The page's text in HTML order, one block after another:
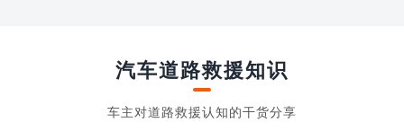
汽车道路救援知识
车主对道路救援认知的干货分享